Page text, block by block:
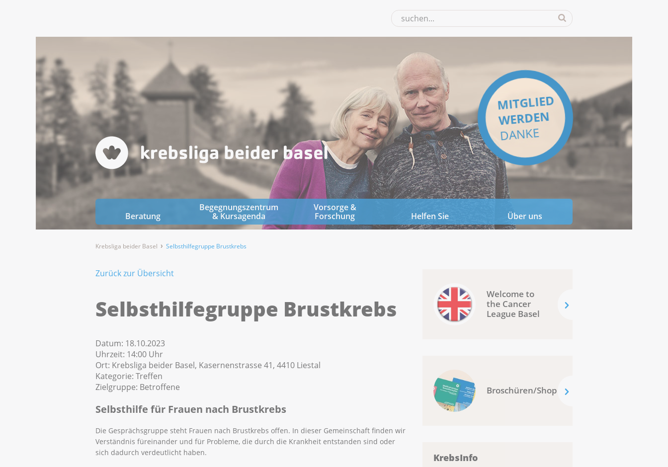
MITGLIED
WERDEN
DANKE
Beratung
Begegnungszentrum
& Kursagenda
Vorsorge &
Forschung
Helfen Sie Über uns
Krebsliga beider Basel Selbsthilfegruppe Brustkrebs
Zurück zur Übersicht
Selbsthilfegruppe Brustkrebs
Datum: 18.10.2023
Uhrzeit: 14:00 Uhr
Ort: Krebsliga beider Basel, Kasernenstrasse 41, 4410 Liestal
Kategorie: Treffen
Zielgruppe: Betroffene
Selbsthilfe für Frauen nach Brustkrebs
Die Gesprächsgruppe steht Frauen nach Brustkrebs offen. In dieser Gemeinschaft finden wir
Verständnis füreinander und für Probleme, die durch die Krankheit entstanden sind oder
sich dadurch verdeutlicht haben.
Welcome to
the Cancer
League Basel
Broschüren/Shop
KrebsInfo